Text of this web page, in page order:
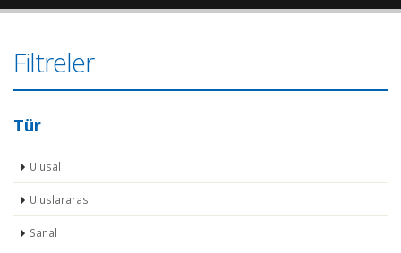
Filtreler
Tür
Ulusal
Uluslararası
Sanal